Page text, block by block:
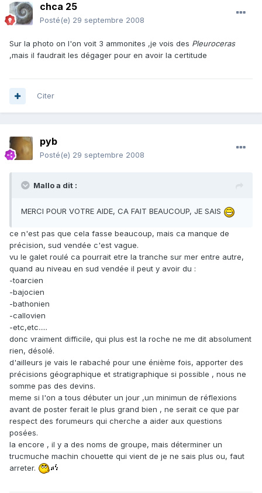
chca 25
Posté(e) 29 septembre 2008
Sur la photo on l'on voit 3 ammonites ,je vois des Pleuroceras
,mais il faudrait les dégager pour en avoir la certitude
Citer
pyb
Posté(e) 29 septembre 2008
Mallo a dit :
MERCI POUR VOTRE AIDE, CA FAIT BEAUCOUP, JE SAIS
ce n'est pas que cela fasse beaucoup, mais ca manque de
précision, sud vendée c'est vague.
vu le galet roulé ca pourrait etre la tranche sur mer entre autre,
quand au niveau en sud vendée il peut y avoir du :
-toarcien
-bajocien
-bathonien
-callovien
-etc,etc.....
donc vraiment difficile, qui plus est la roche ne me dit absolument
rien, désolé.
d'ailleurs je vais le rabaché pour une énième fois, apporter des
précisions géographique et stratigraphique si possible , nous ne
somme pas des devins.
meme si l'on a tous débuter un jour ,un minimun de réflexions
avant de poster ferait le plus grand bien , ne serait ce que par
respect des forumeurs qui cherche a aider aux questions
posées.
la encore , il y a des noms de groupe, mais déterminer un
trucmuche machin chouette qui vient de je ne sais plus ou, faut
arreter.